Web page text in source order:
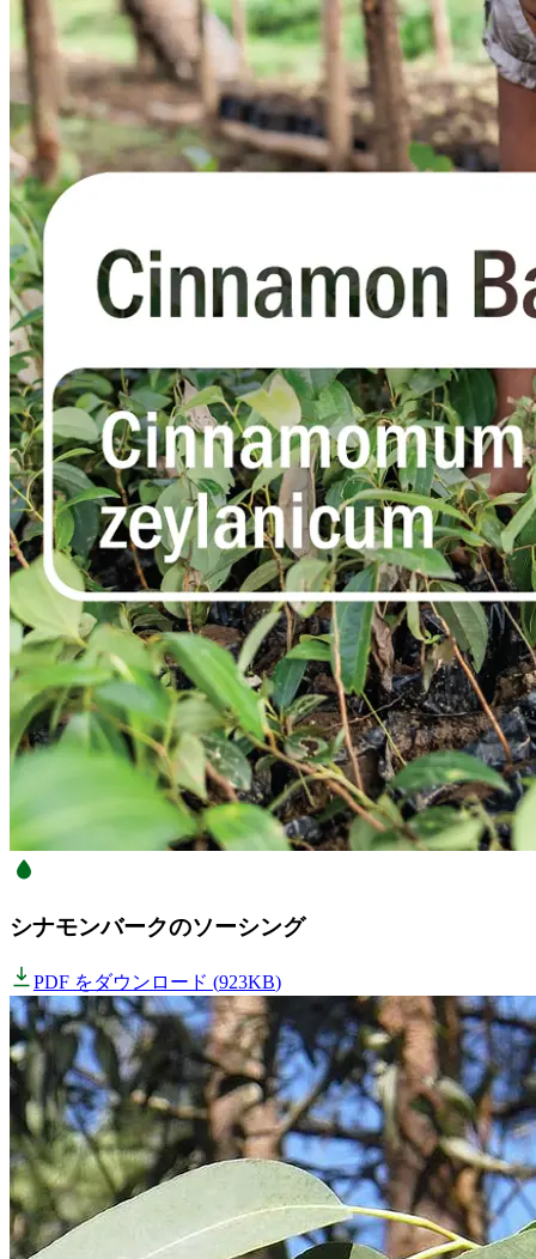
シナモンバークのソーシング
PDF をダウンロード (923KB)